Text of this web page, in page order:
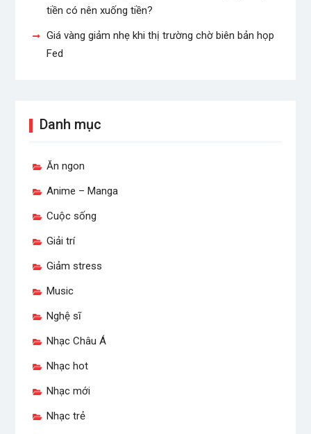
tiền có nên xuống tiền?
Giá vàng giảm nhẹ khi thị trường chờ biên bản họp
Fed
Danh mục
Ăn ngon
Anime – Manga
Cuộc sống
Giải trí
Giảm stress
Music
Nghệ sĩ
Nhạc Châu Á
Nhạc hot
Nhạc mới
Nhạc trẻ